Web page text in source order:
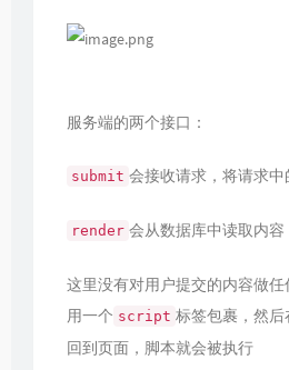
服务端的两个接口：
submit 会接收请求，将请求
render 会从数据库中读取内容
这里没有对用户提交的内容做
用一个 script 标签包裹，然
回到页面，脚本就会被执行